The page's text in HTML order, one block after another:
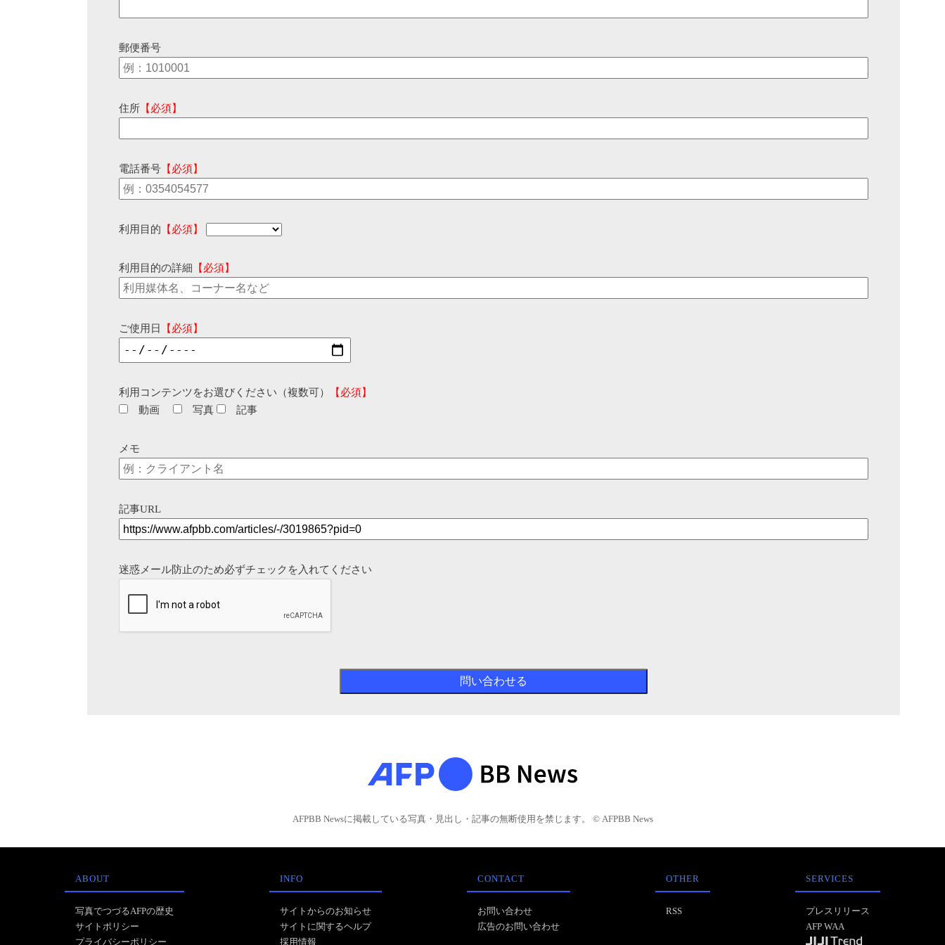
郵便番号
住所 【必須】
電話番号 【必須】
利用目的 【必須】
利用目的の詳細 【必須】
ご使用日 【必須】
利用コンテンツをお選びください（複数可）
【必須】
動画
写真 記事
メモ
記事URL
迷惑メール防止のため必ずチェックを入れてください
AFPBB Newsに掲載している写真・見出し・記事の無断使用を禁じます。 © AFPBB News
ABOUT
写真でつづるAFPの歴史
サイトポリシー
プライバシーポリシー
INFO
サイトからのお知らせ
サイトに関するヘルプ
採用情報
CONTACT
お問い合わせ
広告のお問い合わせ
OTHER
RSS
SERVICES
プレスリリース
AFP WAA